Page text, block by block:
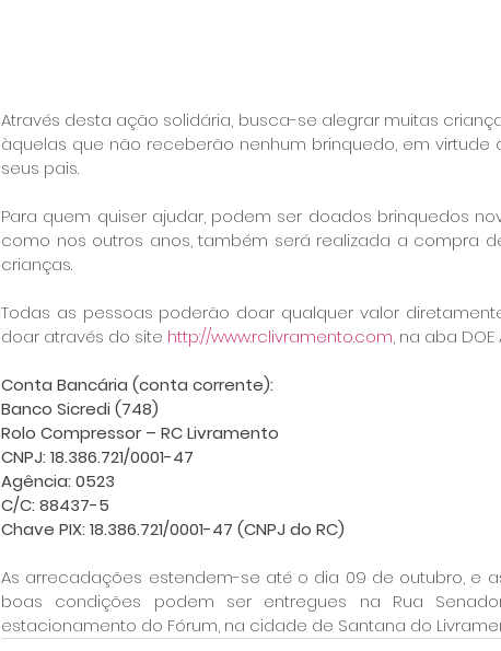
Através desta ação solidária, busca-se alegrar muitas
àquelas que não receberão nenhum brinquedo, em
seus pais.
Para quem quiser ajudar, podem ser doados brinquedos
como nos outros anos, também será realizada a compra
crianças.
Todas as pessoas poderão doar qualquer valor
doar através do site http://www.rclivramento.com, na aba DOE
Conta Bancária (conta corrente):
Banco Sicredi (748)
Rolo Compressor – RC Livramento
CNPJ: 18.386.721/0001-47
Agência: 0523
C/C: 88437-5
Chave PIX: 18.386.721/0001-47 (CNPJ do RC)
As arrecadações estendem-se até o dia 09 de outubro, e
boas condições podem ser entregues na Rua
estacionamento do Fórum, na cidade de Santana do